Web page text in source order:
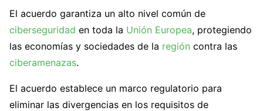
El acuerdo garantiza un alto nivel común de
ciberseguridad en toda la Unión Europea, protegiendo
las economías y sociedades de la región contra las
ciberamenazas.
El acuerdo establece un marco regulatorio para
eliminar las divergencias en los requisitos de